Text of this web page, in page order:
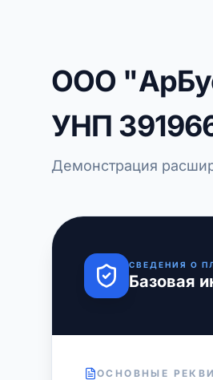
ООО
УНП
Демонстрация
СВЕДЕНИЯ О
Базовая
ОСНОВНЫЕ